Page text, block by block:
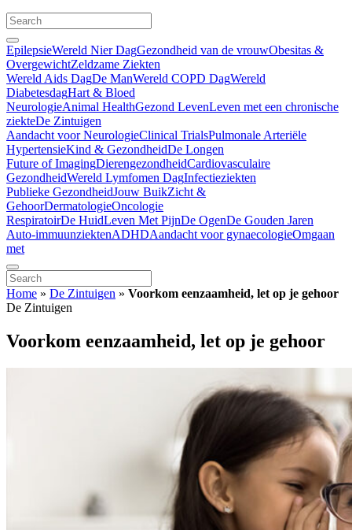
EpilepsieWereld Nier DagGezondheid van de vrouwObesitas &
OvergewichtZeldzame Ziekten
Wereld Aids DagDe ManWereld COPD DagWereld
DiabetesdagHart & Bloed
NeurologieAnimal HealthGezond LevenLeven met een chronische
ziekteDe Zintuigen
Aandacht voor NeurologieClinical TrialsPulmonale Arteriële
HypertensieKind & GezondheidDe Longen
Future of ImagingDierengezondheidCardiovasculaire
GezondheidWereld Lymfomen DagInfectieziekten
Publieke GezondheidJouw BuikZicht &
GehoorDermatologieOncologie
RespiratoirDe HuidLeven Met PijnDe OgenDe Gouden Jaren
Auto-immuunziektenADHDAandacht voor gynaecologieOmgaan
met
Home » De Zintuigen » Voorkom eenzaamheid, let op je gehoor
De Zintuigen
Voorkom eenzaamheid, let op je gehoor